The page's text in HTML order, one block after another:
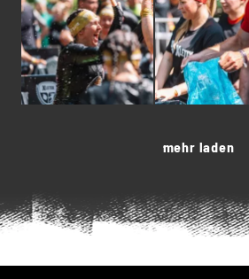
mehr laden